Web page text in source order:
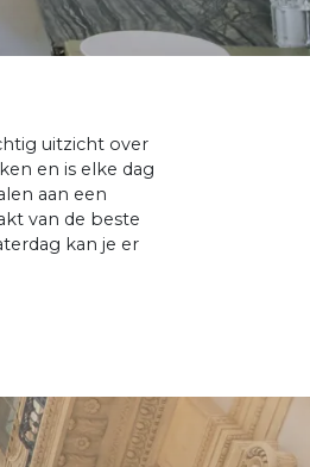
uitzicht over
en is elke dag
aan een
van de beste
kan je er